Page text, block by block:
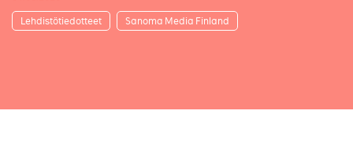
Lehdistötiedotteet Sanoma Media Finland